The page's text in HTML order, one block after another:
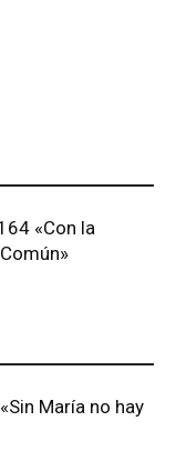
«Con la
María no hay